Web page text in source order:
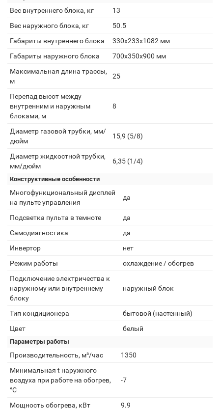
Вес внутреннего блока, кг
13
Вес наружного блока, кг
50.5
Габариты внутреннего блока
330x233x1082 мм
Габариты наружного блока
700x350x900 мм
Максимальная длина трассы,
м
25
Перепад высот между
внутренним и наружным
блоками, м
8
Диаметр газовой трубки, мм/
дюйм
15,9 (5/8)
Диаметр жидкостной трубки,
мм/дюйм
6,35 (1/4)
Конструктивные особенности
Многофункциональный дисплей
на пульте управления
да
Подсветка пульта в темноте
да
Самодиагностика
да
Инвертор
нет
Режим работы
охлаждение / обогрев
Подключение электричества к
наружному или внутреннему
блоку
наружный блок
Тип кондиционера
бытовой (настенный)
Цвет
белый
Параметры работы
Производительность, м³/час
1350
Минимальная t наружного
воздуха при работе на обогрев,
°С
-7
Мощность обогрева, кВт 9.9